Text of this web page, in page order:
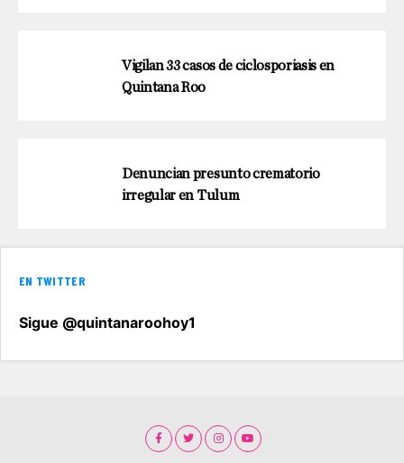
Vigilan 33 casos de ciclosporiasis en
Quintana Roo
Denuncian presunto crematorio
irregular en Tulum
EN TWITTER
Sigue @quintanaroohoy1